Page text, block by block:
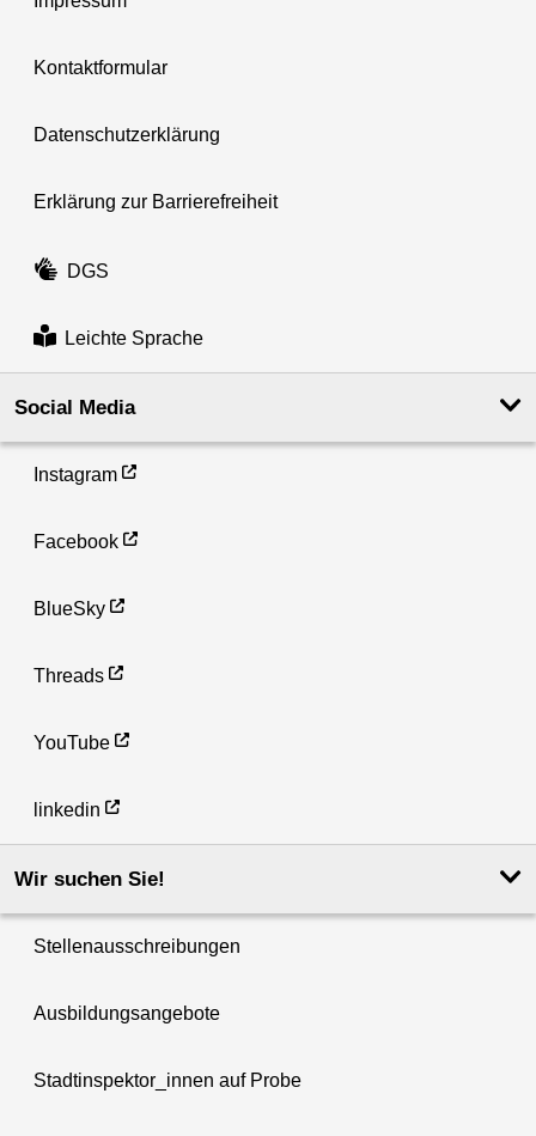
Kontaktformular
Datenschutzerklärung
Erklärung zur Barrierefreiheit
DGS
Leichte Sprache
Social Media
Instagram
Facebook
BlueSky
Threads
YouTube
linkedin
Wir suchen Sie!
Stellenausschreibungen
Ausbildungsangebote
Stadtinspektor_innen auf Probe